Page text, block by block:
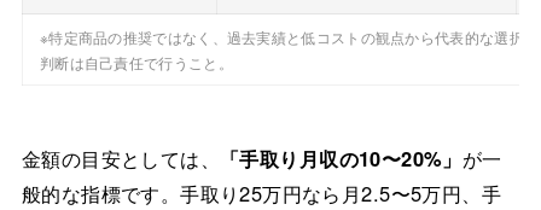
※特定商品の推奨ではなく、過去実績と低コストの観点から代表的な選択
判断は自己責任で行うこと。
金額の目安としては、 「手取り月収の10〜20%」 が一
般的な指標です。手取り25万円なら月2.5〜5万円、手